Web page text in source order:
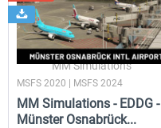
MM Simulations
MSFS 2020 | MSFS 2024
MM Simulations - EDDG -
Münster Osnabrück...